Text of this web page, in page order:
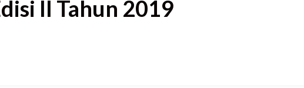
II Tahun 2019